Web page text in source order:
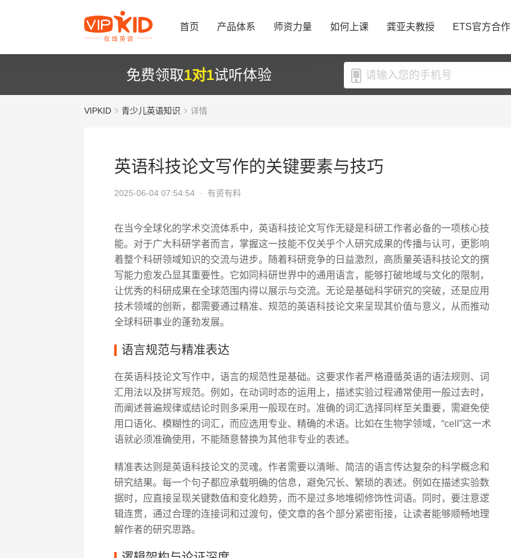
首页 产品体系 师资力量 如何上课 龚亚夫教授 ETS官方合作
免费领取1对1试听体验
VIPKID 青少儿英语知识 详情
英语科技论文写作的关键要素与技巧
2025-06-04 07:54:54 · 有资有料
在当今全球化的学术交流体系中，英语科技论文写作无疑是科研工作者必备的一项核心技
能。对于广大科研学者而言，掌握这一技能不仅关乎个人研究成果的传播与认可，更影响
着整个科研领域知识的交流与进步。随着科研竞争的日益激烈，高质量英语科技论文的撰
写能力愈发凸显其重要性。它如同科研世界中的通用语言，能够打破地域与文化的限制，
让优秀的科研成果在全球范围内得以展示与交流。无论是基础科学研究的突破，还是应用
技术领域的创新，都需要通过精准、规范的英语科技论文来呈现其价值与意义，从而推动
全球科研事业的蓬勃发展。
语言规范与精准表达
在英语科技论文写作中，语言的规范性是基础。这要求作者严格遵循英语的语法规则、词
汇用法以及拼写规范。例如，在动词时态的运用上，描述实验过程通常使用一般过去时，
而阐述普遍规律或结论时则多采用一般现在时。准确的词汇选择同样至关重要，需避免使
用口语化、模糊性的词汇，而应选用专业、精确的术语。比如在生物学领域，“cell”这一术
语就必须准确使用，不能随意替换为其他非专业的表述。
精准表达则是英语科技论文的灵魂。作者需要以清晰、简洁的语言传达复杂的科学概念和
研究结果。每一个句子都应承载明确的信息，避免冗长、繁琐的表述。例如在描述实验数
据时，应直接呈现关键数值和变化趋势，而不是过多地堆砌修饰性词语。同时，要注意逻
辑连贯，通过合理的连接词和过渡句，使文章的各个部分紧密衔接，让读者能够顺畅地理
解作者的研究思路。